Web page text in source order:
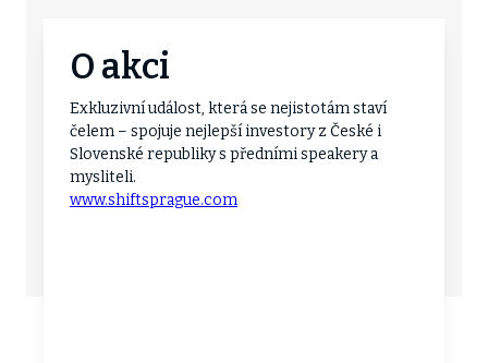
O akci
Exkluzivní událost, která se nejistotám staví
čelem – spojuje nejlepší investory z České i
Slovenské republiky s předními speakery a
mysliteli.
www.shiftsprague.com